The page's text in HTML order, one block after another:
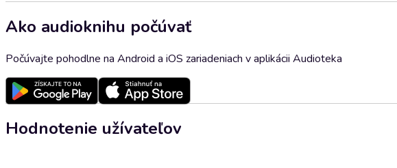
Ako audioknihu počúvať
Počúvajte pohodlne na Android a iOS zariadeniach v aplikácii Audioteka
Hodnotenie užívateľov